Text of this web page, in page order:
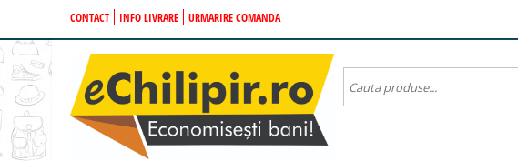
CONTACT INFO LIVRARE URMARIRE COMANDA